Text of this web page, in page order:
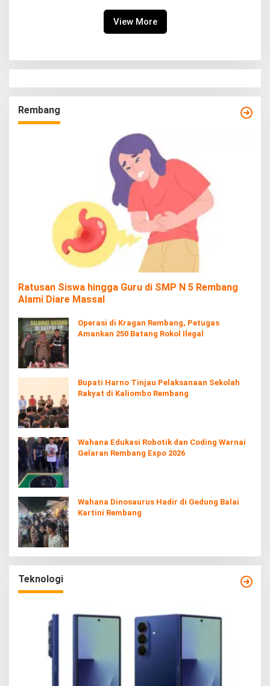
View More
Rembang
Ratusan Siswa hingga Guru di SMP N 5 Rembang
Alami Diare Massal
Operasi di Kragan Rembang, Petugas
Amankan 250 Batang Rokol Ilegal
Bupati Harno Tinjau Pelaksanaan Sekolah
Rakyat di Kaliombo Rembang
Wahana Edukasi Robotik dan Coding Warnai
Gelaran Rembang Expo 2026
Wahana Dinosaurus Hadir di Gedung Balai
Kartini Rembang
Teknologi